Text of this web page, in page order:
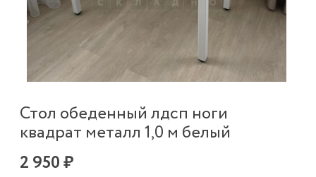
Стол обеденный лдсп ноги
квадрат металл 1,0 м белый
2 950 ₽